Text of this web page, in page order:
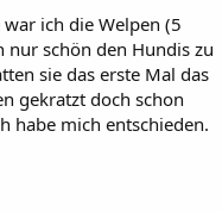
ich die Welpen (5
nur schön den Hundis zu
sie das erste Mal das
gekratzt doch schon
habe mich entschieden.